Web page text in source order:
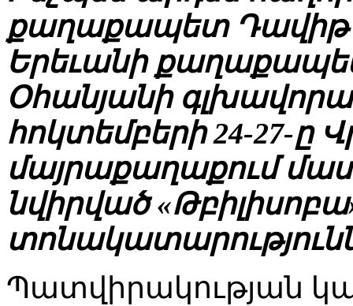
քաղաքապետ Դավիթ
Երեւանի
Օհանյանի
հոկտեմբերի 24-27-ը
մայրաքաղաքում
նվիրված
Պատվիրակության